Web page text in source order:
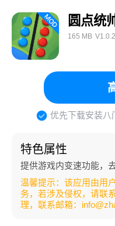
圆点统
165 MB V1.0.2
优先下载安装八
特色属性
提供游戏内变速功能，
温馨提示：该应用由用
务，若涉及侵权，请联
理，联系邮箱：